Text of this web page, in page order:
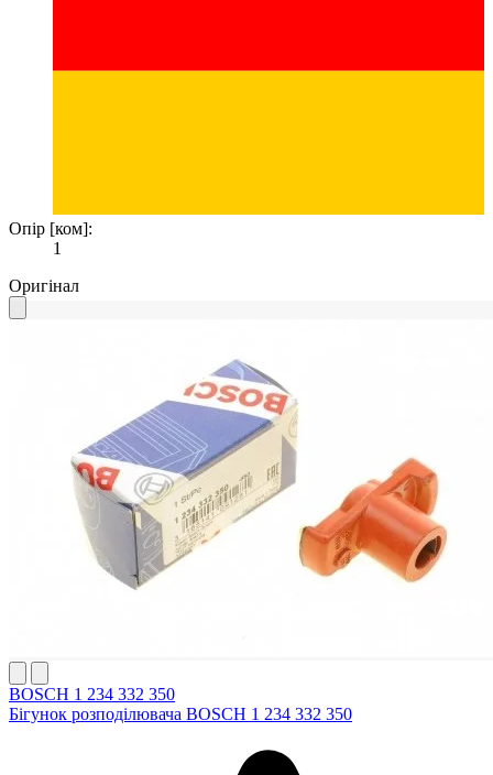
Опір [ком]:
1
Оригінал
BOSCH 1 234 332 350
Бігунок розподілювача BOSCH 1 234 332 350